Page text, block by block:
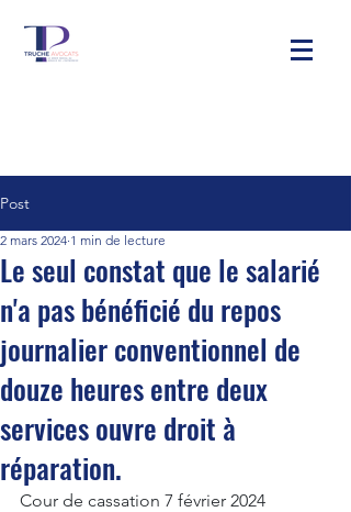
Post
Le seul constat que le salarié
n'a pas bénéficié du repos
journalier conventionnel de
douze heures entre deux
services ouvre droit à
réparation.
2 mars 2024 1 min de lecture
Cour de cassation 7 février 2024